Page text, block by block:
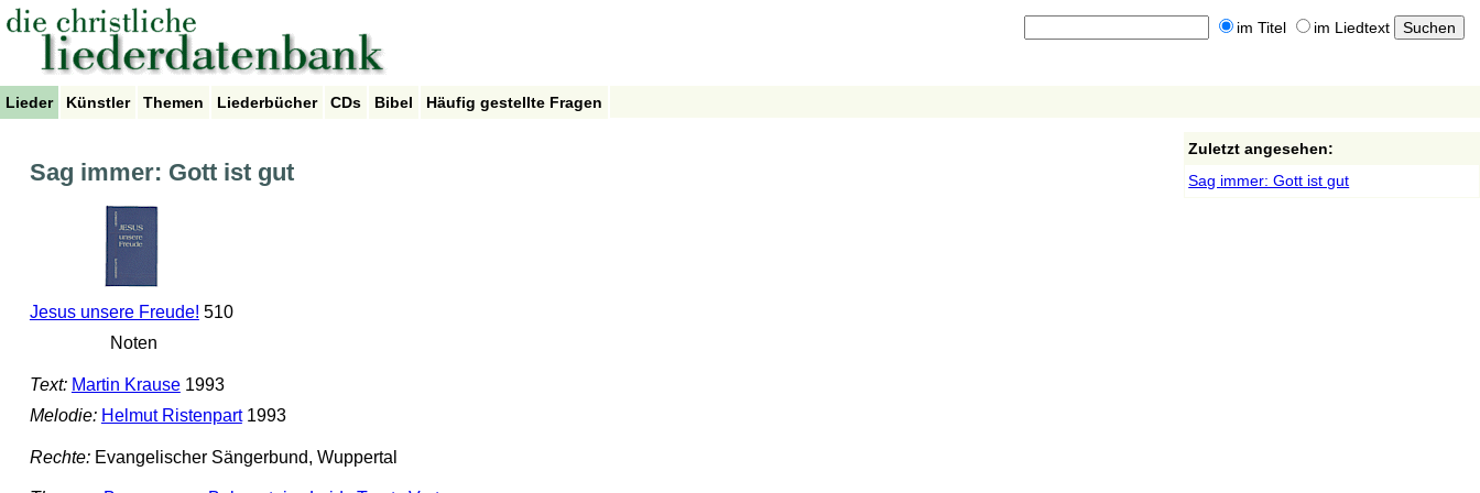
im Titel im Liedtext
Lieder Künstler Themen Liederbücher CDs Bibel Häufig gestellte Fragen
Sag immer: Gott ist gut
Jesus unsere Freude! 510
Noten
Text: Martin Krause1993
Melodie: Helmut Ristenpart1993
Rechte:Evangelischer Sängerbund, Wuppertal
Zuletzt angesehen:
Sag immer: Gott ist gut